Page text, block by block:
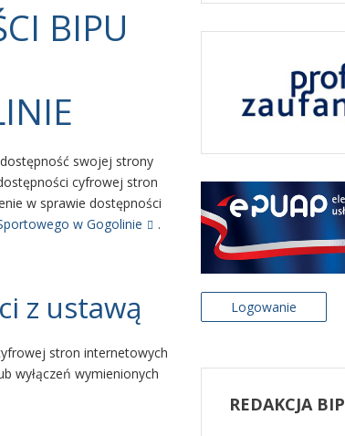
BIPU
swojej strony
cyfrowej stron
w sprawie dostępności
w Gogolinie
.
z ustawą
stron internetowych
wyłączeń wymienionych
Logowanie
REDAKCJABIP